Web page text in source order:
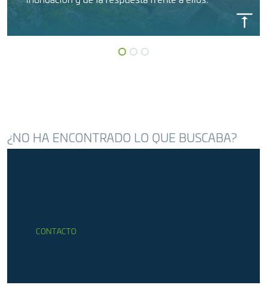
¿NO HA ENCONTRADO LO QUE BUSCABA?
CONTACTO